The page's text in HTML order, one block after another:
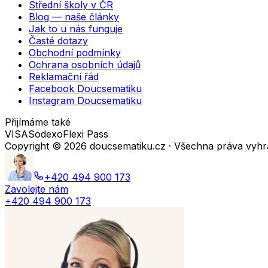
Střední školy v ČR
Blog — naše články
Jak to u nás funguje
Časté dotazy
Obchodní podmínky
Ochrana osobních údajů
Reklamační řád
Facebook Doucsematiku
Instagram Doucsematiku
Přijímáme také
VISASodexoFlexi Pass
Copyright © 2026 doucsematiku.cz · Všechna práva
+420 494 900 173
Zavolejte nám
+420 494 900 173